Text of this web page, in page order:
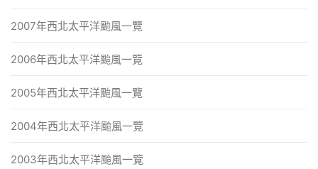
2007年西北太平洋颱風一覽
2006年西北太平洋颱風一覽
2005年西北太平洋颱風一覽
2004年西北太平洋颱風一覽
2003年西北太平洋颱風一覽